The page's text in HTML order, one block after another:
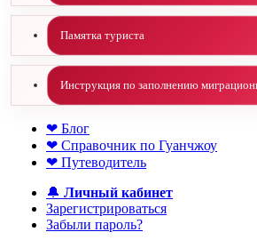
Памятка туриста
Инструкция по заполнению
❤ Блог
❤ Справочник по Гуанчжоу
❤ Путеводитель
🔔 Личный кабинет
Зарегистрироваться
Забыли пароль?